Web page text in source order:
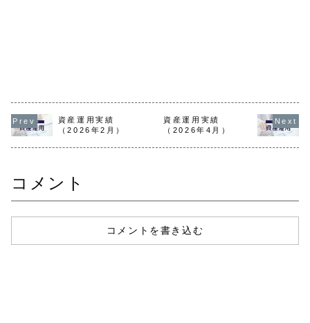
資産運用実績
（2026年2月）
資産運用実績
（2026年4月）
コメント
コメントを書き込む